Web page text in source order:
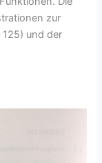
zur
125) und der